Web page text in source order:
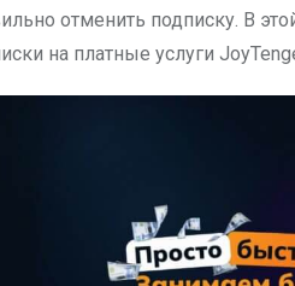
отменить подписку. В
на платные услуги